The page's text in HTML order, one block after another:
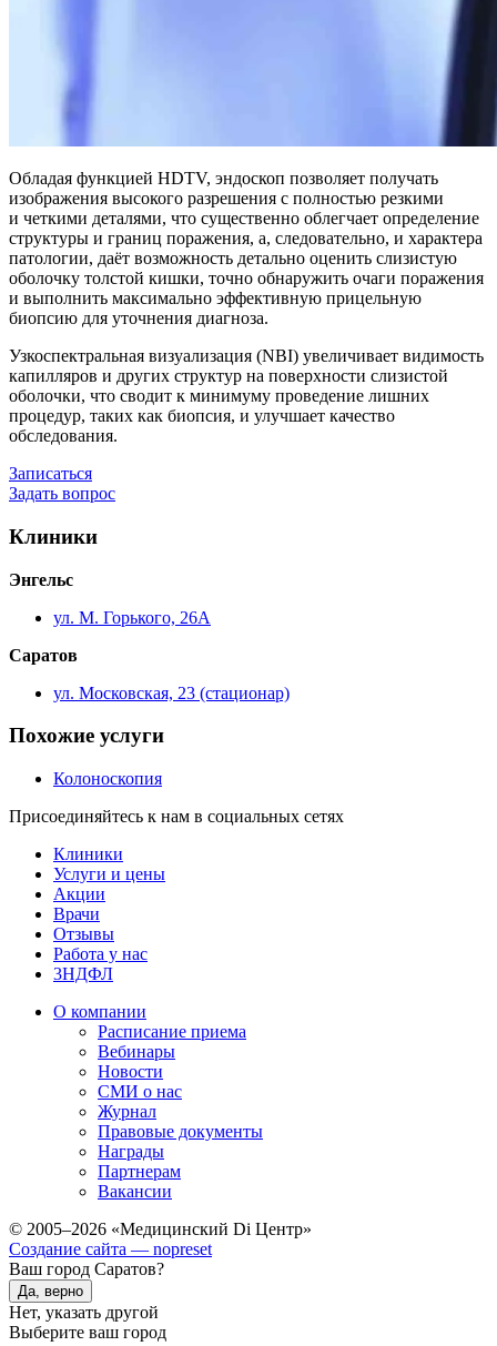
Обладая функцией HDTV, эндоскоп позволяет получать
изображения высокого разрешения с полностью резкими
и четкими деталями, что существенно облегчает определение
структуры и границ поражения, а, следовательно, и характера
патологии, даёт возможность детально оценить слизистую
оболочку толстой кишки, точно обнаружить очаги поражения
и выполнить максимально эффективную прицельную
биопсию для уточнения диагноза.
Узкоспектральная визуализация (NBI) увеличивает видимость
капилляров и других структур на поверхности слизистой
оболочки, что сводит к минимуму проведение лишних
процедур, таких как биопсия, и улучшает качество
обследования.
Записаться
Задать вопрос
Клиники
Энгельс
ул. М. Горького, 26А
Саратов
ул. Московская, 23 (стационар)
Похожие услуги
Колоноскопия
Присоединяйтесь к нам в социальных сетях
Клиники
Услуги и цены
Акции
Врачи
Отзывы
Работа у нас
3НДФЛ
О компании
Расписание приема
Вебинары
Новости
СМИ о нас
Журнал
Правовые документы
Награды
Партнерам
Вакансии
© 2005–2026 «Медицинский Di Центр»
Создание сайта — nopreset
Ваш город Саратов?
Да, верно
Нет, указать другой
Выберите ваш город